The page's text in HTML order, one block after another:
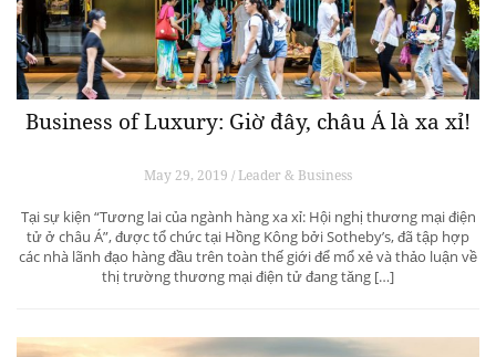
Business of Luxury: Giờ đây, châu Á là xa xỉ!
May 29, 2019 / Leader & Business
Tại sự kiện “Tương lai của ngành hàng xa xỉ: Hội nghị thương mại điện
tử ở châu Á”, được tổ chức tại Hồng Kông bởi Sotheby’s, đã tập hợp
các nhà lãnh đạo hàng đầu trên toàn thế giới để mổ xẻ và thảo luận về
thị trường thương mại điện tử đang tăng […]